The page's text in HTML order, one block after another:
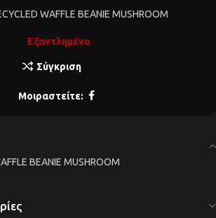
WAFFLE BEANIE MUSHROOM
Εξαντλημένο
Σύγκριση
Μοιραστείτε:
BEANIE MUSHROOM